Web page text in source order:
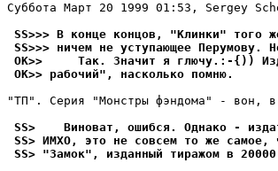
Суббота Март 20 1999 01:53, Sergey
SS>>> В конце концов, "Клинки" того
SS>>> ничем не уступающее
OK>>     Так. Значит я глючу.:-{))
OK>> рабочий", насколько помню.
"ТП". Серия "Монстры фэндома" - вон,
SS>    Виноват, ошибся. Однако -
SS> ИМХО, это не совсем то же
SS> "Замок", изданный тиражом в